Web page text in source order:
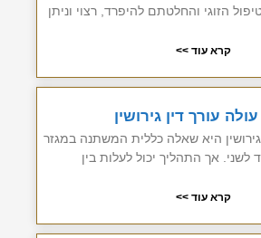
הזוגי והחלטתם להיפרד, רצוי וניתן
קרא עוד >>
עורך דין גירושין
היא שאלה כללית המשתנה במגזר
אך התהליך יכול לעלות בין
קרא עוד >>